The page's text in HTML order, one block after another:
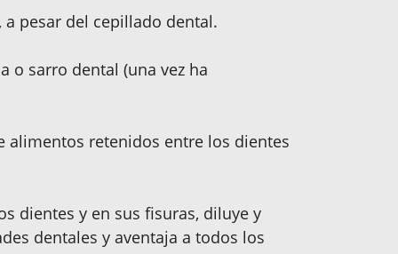
pesar del cepillado dental.
o sarro dental (una vez ha
alimentos retenidos entre los dientes
dientes y en sus fisuras, diluye y
dentales y aventaja a todos los